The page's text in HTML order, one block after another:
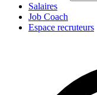
Salaires
Job Coach
Espace recruteurs